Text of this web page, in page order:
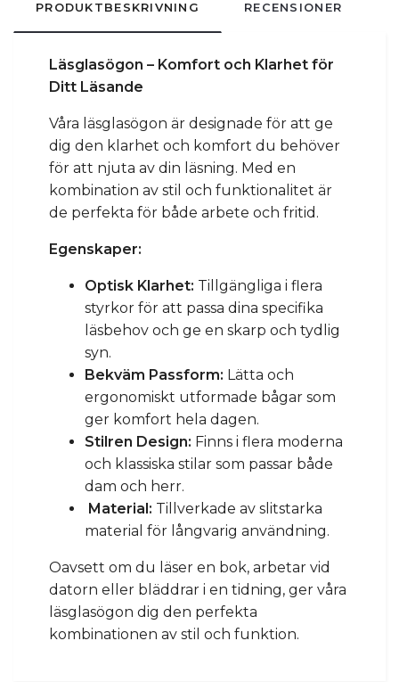
PRODUKTBESKRIVNING RECENSIONER
Läsglasögon – Komfort och Klarhet för
Ditt Läsande
Våra läsglasögon är designade för att ge
dig den klarhet och komfort du behöver
för att njuta av din läsning. Med en
kombination av stil och funktionalitet är
de perfekta för både arbete och fritid.
Egenskaper:
Optisk Klarhet: Tillgängliga i flera
styrkor för att passa dina specifika
läsbehov och ge en skarp och tydlig
syn.
Bekväm Passform: Lätta och
ergonomiskt utformade bågar som
ger komfort hela dagen.
Stilren Design: Finns i flera moderna
och klassiska stilar som passar både
dam och herr.
Material: Tillverkade av slitstarka
material för långvarig användning.
Oavsett om du läser en bok, arbetar vid
datorn eller bläddrar i en tidning, ger våra
läsglasögon dig den perfekta
kombinationen av stil och funktion.